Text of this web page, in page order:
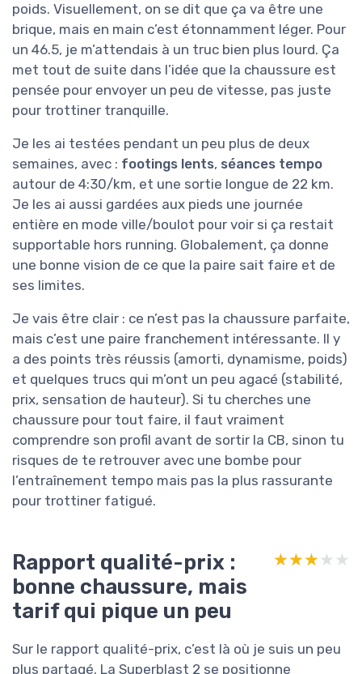
poids. Visuellement, on se dit que ça va être une
brique, mais en main c’est étonnamment léger. Pour
un 46.5, je m’attendais à un truc bien plus lourd. Ça
met tout de suite dans l’idée que la chaussure est
pensée pour envoyer un peu de vitesse, pas juste
pour trottiner tranquille.
Je les ai testées pendant un peu plus de deux
semaines, avec : footings lents, séances tempo
autour de 4:30/km, et une sortie longue de 22 km.
Je les ai aussi gardées aux pieds une journée
entière en mode ville/boulot pour voir si ça restait
supportable hors running. Globalement, ça donne
une bonne vision de ce que la paire sait faire et de
ses limites.
Je vais être clair : ce n’est pas la chaussure parfaite,
mais c’est une paire franchement intéressante. Il y
a des points très réussis (amorti, dynamisme, poids)
et quelques trucs qui m’ont un peu agacé (stabilité,
prix, sensation de hauteur). Si tu cherches une
chaussure pour tout faire, il faut vraiment
comprendre son profil avant de sortir la CB, sinon tu
risques de te retrouver avec une bombe pour
l’entraînement tempo mais pas la plus rassurante
pour trottiner fatigué.
Rapport qualité-prix :
bonne chaussure, mais
tarif qui pique un peu
★★★★★
★★★★★
Sur le rapport qualité-prix, c’est là où je suis un peu
plus partagé. La Superblast 2 se positionne